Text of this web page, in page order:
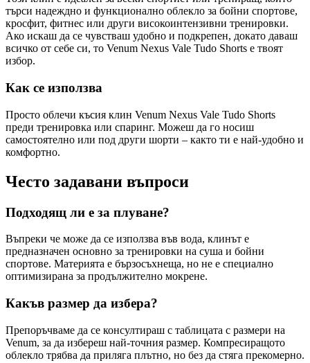
търси надеждно и функционално облекло за бойни спортове,
кросфит, фитнес или други високоинтензивни тренировки.
Ако искаш да се чувстваш удобно и подкрепен, докато даваш
всичко от себе си, то Venum Nexus Vale Tudo Shorts е твоят
избор.
Как се използва
Просто облечи късия клин Venum Nexus Vale Tudo Shorts
преди тренировка или спаринг. Можеш да го носиш
самостоятелно или под други шорти – както ти е най-удобно и
комфортно.
Често задавани въпроси
Подходящ ли е за плуване?
Въпреки че може да се използва във вода, клинът е
предназначен основно за тренировки на суша и бойни
спортове. Материята е бързосъхнеща, но не е специално
оптимизирана за продължително мокрене.
Какъв размер да избера?
Препоръчваме да се консултираш с таблицата с размери на
Venum, за да избереш най-точния размер. Компресиращото
облекло трябва да приляга плътно, но без да стяга прекомерно.